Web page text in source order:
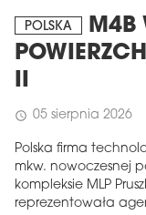
POLSKA
M4B
II
schedule 05 sierpnia 2026
Polska firma
mkw. nowoczesnej
kompleksie MLP
reprezentowała